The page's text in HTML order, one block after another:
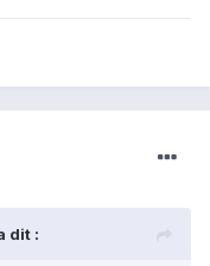
dit :